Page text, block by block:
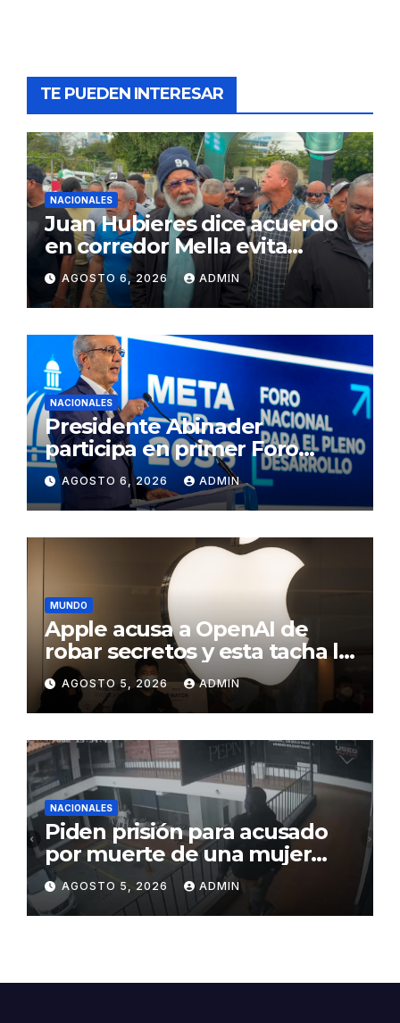
TE PUEDEN INTERESAR
NACIONALES
Juan Hubieres dice acuerdo
en corredor Mella evita
conflictos innecesarios
AGOSTO 6, 2026 ADMIN
NACIONALES
Presidente Abinader
participa en primer Foro
Meta RD 2036 con miras a
impulsar el crecimiento
económico, fortalecer las
instituciones y elevar la
productividad
AGOSTO 6, 2026 ADMIN
MUNDO
Apple acusa a OpenAI de
robar secretos y esta tacha la
demanda de «agresiva y
personal»
AGOSTO 5, 2026 ADMIN
NACIONALES
Piden prisión para acusado
por muerte de una mujer
durante intento de robo en
plaza comercial en Piantini
AGOSTO 5, 2026 ADMIN